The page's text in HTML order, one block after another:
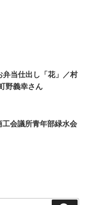
弁当仕出し「花」／村
野義幸さん
工会議所青年部緑水会